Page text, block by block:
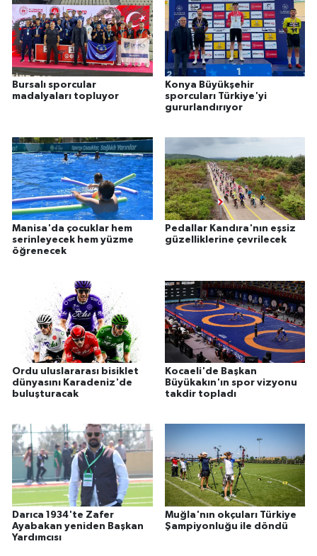
Bursalı sporcular
madalyaları topluyor
Konya Büyükşehir
sporcuları Türkiye'yi
gururlandırıyor
Manisa'da çocuklar hem
serinleyecek hem yüzme
öğrenecek
Pedallar Kandıra'nın eşsiz
güzelliklerine çevrilecek
Ordu uluslararası bisiklet
dünyasını Karadeniz'de
buluşturacak
Kocaeli'de Başkan
Büyükakın'ın spor vizyonu
takdir topladı
Darıca 1934'te Zafer
Ayabakan yeniden Başkan
Yardımcısı
Muğla'nın okçuları Türkiye
Şampiyonluğu ile döndü